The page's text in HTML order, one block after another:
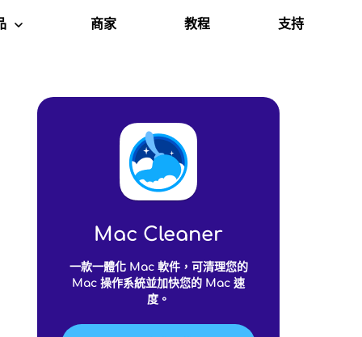
Cleaner
商家 教程 支持
Mac Cleaner
一款一體化 Mac 軟件，可清理您的
Mac 操作系統並加快您的 Mac 速
度。